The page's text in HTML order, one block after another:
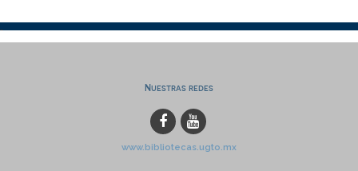
Nuestras redes
www.bibliotecas.ugto.mx